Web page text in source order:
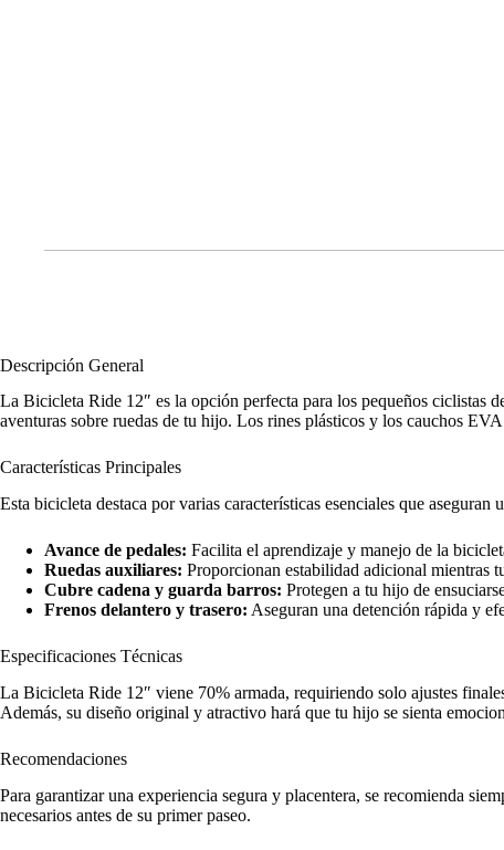
Descripción General
La Bicicleta Ride 12″ es la opción perfecta para los pequeños ciclistas
aventuras sobre ruedas de tu hijo. Los rines plásticos y los cauchos
Características Principales
Esta bicicleta destaca por varias características esenciales que
Avance de pedales: Facilita el aprendizaje y manejo de la
Ruedas auxiliares: Proporcionan estabilidad adicional mientras
Cubre cadena y guarda barros: Protegen a tu hijo de
Frenos delantero y trasero: Aseguran una detención rápida y
Especificaciones Técnicas
La Bicicleta Ride 12″ viene 70% armada, requiriendo solo ajustes
Además, su diseño original y atractivo hará que tu hijo se sienta
Recomendaciones
Para garantizar una experiencia segura y placentera, se recomienda
necesarios antes de su primer paseo.